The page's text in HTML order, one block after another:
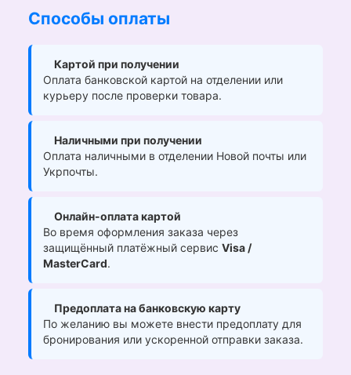
Способы оплаты
Картой при получении
Оплата банковской картой на отделении или
курьеру после проверки товара.
Наличными при получении
Оплата наличными в отделении Новой почты или
Укрпочты.
Онлайн-оплата картой
Во время оформления заказа через
защищённый платёжный сервис Visa /
MasterCard.
Предоплата на банковскую карту
По желанию вы можете внести предоплату для
бронирования или ускоренной отправки заказа.